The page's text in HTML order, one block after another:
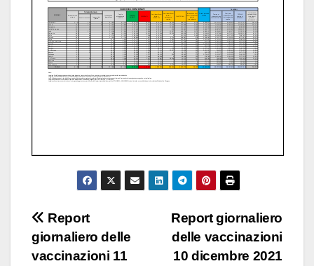
Navigazione
articoli
Report giornaliero
delle vaccinazioni
10 dicembre 2021
Report
giornaliero delle
vaccinazioni 11